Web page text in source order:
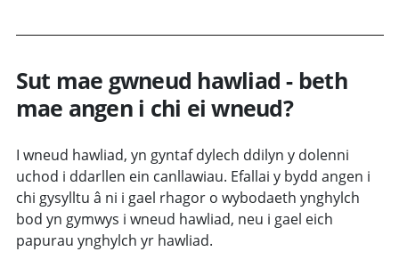
Sut mae gwneud hawliad - beth
mae angen i chi ei wneud?
I wneud hawliad, yn gyntaf dylech ddilyn y dolenni
uchod i ddarllen ein canllawiau. Efallai y bydd angen i
chi gysylltu â ni i gael rhagor o wybodaeth ynghylch
bod yn gymwys i wneud hawliad, neu i gael eich
papurau ynghylch yr hawliad.